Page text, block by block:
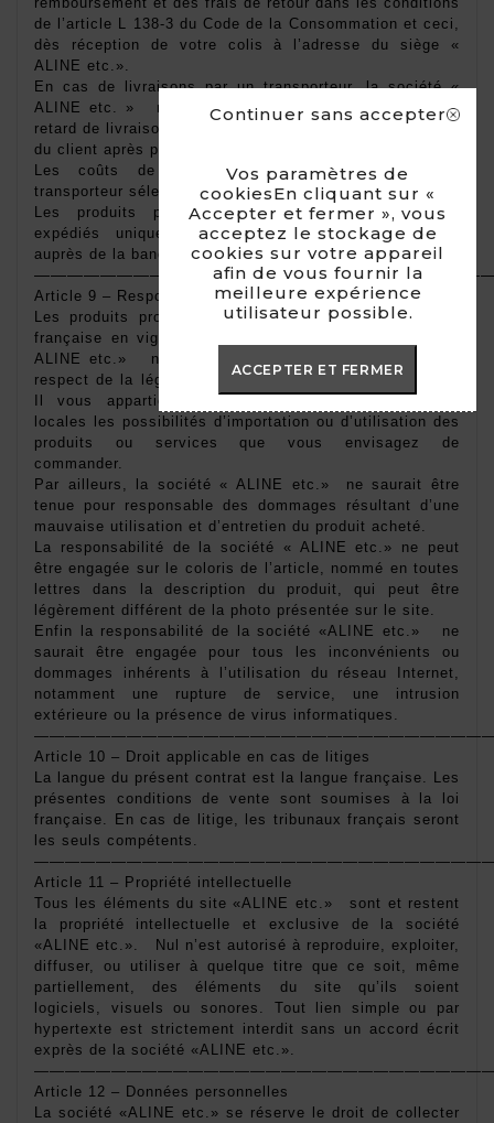
Continuer sans accepter
Vos paramètres de
cookiesEn cliquant sur «
Accepter et fermer », vous
acceptez le stockage de
cookies sur votre appareil
afin de vous fournir la
meilleure expérience
utilisateur possible.
ACCEPTER ET FERMER
de l’article L 138-3 du Code de la Consommation et ceci,
dès réception de votre colis à l’adresse du siège «
ALINE etc.».
En cas de livraisons par un transporteur, la société «
ALINE etc. »   ne peut être tenue pour responsable de
retard de livraison dû exclusivement à une indisponibilité
du client après plusieurs propositions de rendez-vous.
Les coûts de livraison sont variables selon le
transporteur sélectionné.
Les produits payés par virement bancaire seront
expédiés uniquement après validation du paiement
auprès de la banque.
Article 9 – Responsabilité
Les produits proposés sont conformes à la législation
française en vigueur. La responsabilité de la société «
ALINE etc.»   ne saurait être engagée en cas de non-
respect de la législation du pays où le produit est livré.
Il vous appartient de vérifier auprès des autorités
locales les possibilités d’importation ou d’utilisation des
produits ou services que vous envisagez de
commander.
Par ailleurs, la société « ALINE etc.»  ne saurait être
tenue pour responsable des dommages résultant d’une
mauvaise utilisation et d’entretien du produit acheté.
La responsabilité de la société « ALINE etc.» ne peut
être engagée sur le coloris de l’article, nommé en toutes
lettres dans la description du produit, qui peut être
légèrement différent de la photo présentée sur le site.
Enfin la responsabilité de la société «ALINE etc.»   ne
saurait être engagée pour tous les inconvénients ou
dommages inhérents à l’utilisation du réseau Internet,
notamment une rupture de service, une intrusion
extérieure ou la présence de virus informatiques.
Article 10 – Droit applicable en cas de litiges
La langue du présent contrat est la langue française. Les
présentes conditions de vente sont soumises à la loi
française. En cas de litige, les tribunaux français seront
les seuls compétents.
Article 11 – Propriété intellectuelle
Tous les éléments du site «ALINE etc.»   sont et restent
la propriété intellectuelle et exclusive de la société
«ALINE etc.».   Nul n’est autorisé à reproduire, exploiter,
diffuser, ou utiliser à quelque titre que ce soit, même
partiellement, des éléments du site qu’ils soient
logiciels, visuels ou sonores. Tout lien simple ou par
hypertexte est strictement interdit sans un accord écrit
exprès de la société «ALINE etc.».
Article 12 – Données personnelles
La société «ALINE etc.» se réserve le droit de collecter